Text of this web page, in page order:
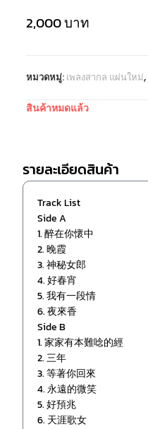
2,000บาท
หมวดหมู่: เพลงสากล แผ่นใหม่,
สินค้าหมดแล้ว
รายละเอียดสินค้า
Track List
Side A
1. 醉在你懷中
2. 晚霞
3. 神秘女郎
4. 好春宵
5. 我有一段情
6. 夜來香
Side B
1. 家家有本難唸的經
2. 三年
3. 等著你回來
4. 永遠的微笑
5. 好預兆
6. 天涯歌女